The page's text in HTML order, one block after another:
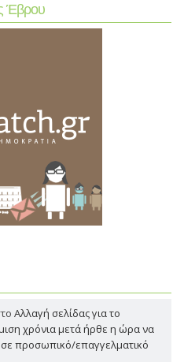
Έβρου
Αλλαγή σελίδας για το
χρόνια μετά ήρθε η ώρα να
προσωπικό/επαγγελματικό